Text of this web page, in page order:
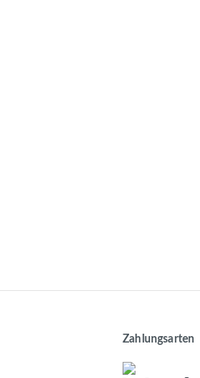
Zahlungsarten